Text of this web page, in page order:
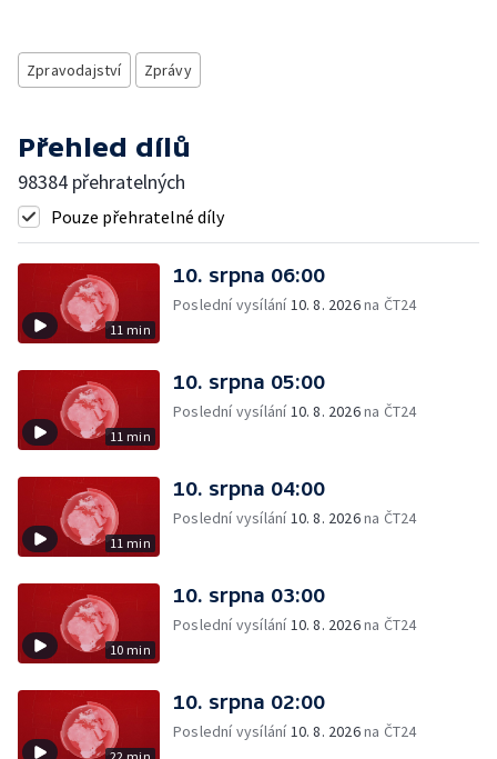
Zpravodajství Zprávy
Přehled dílů
98384 přehratelných
Pouze přehratelné díly
11 min
10. srpna 06:00
Poslední vysílání10. 8. 2026na ČT24
11 min
10. srpna 05:00
Poslední vysílání10. 8. 2026na ČT24
11 min
10. srpna 04:00
Poslední vysílání10. 8. 2026na ČT24
10 min
10. srpna 03:00
Poslední vysílání10. 8. 2026na ČT24
10. srpna 02:00
Poslední vysílání10. 8. 2026na ČT24